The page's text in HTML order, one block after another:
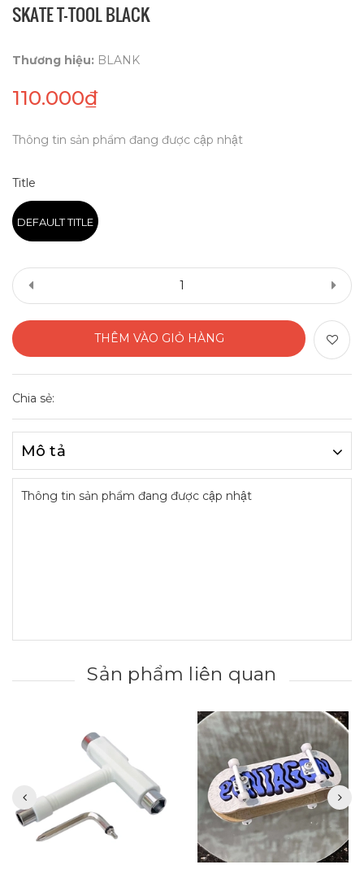
SKATE T-TOOL BLACK
Thương hiệu: BLANK
110.000₫
Thông tin sản phẩm đang được cập nhật
Title
DEFAULT TITLE
THÊM VÀO GIỎ HÀNG
Chia sẻ:
Mô tả
Thông tin sản phẩm đang được cập nhật
Sản phẩm liên quan